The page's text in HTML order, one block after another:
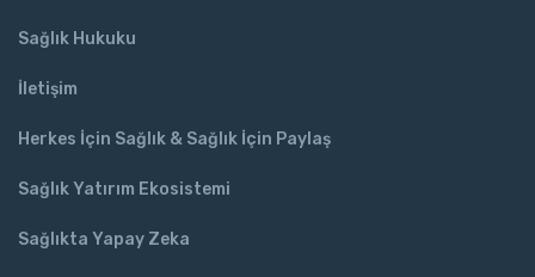
Sağlık Hukuku
İletişim
Herkes İçin Sağlık & Sağlık İçin Paylaş
Sağlık Yatırım Ekosistemi
Sağlıkta Yapay Zeka